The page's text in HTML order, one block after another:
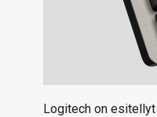
Logitech on esitellyt